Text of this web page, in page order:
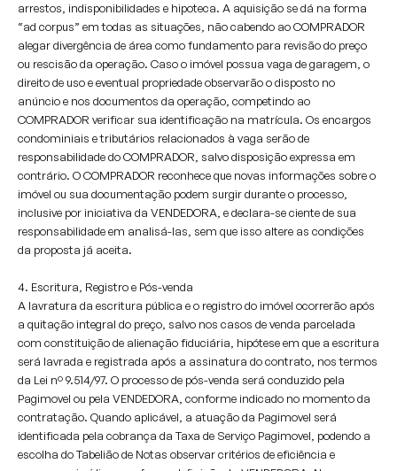
arrestos, indisponibilidades e hipoteca. A aquisição se dá na forma
“ad corpus” em todas as situações, não cabendo ao COMPRADOR
alegar divergência de área como fundamento para revisão do preço
ou rescisão da operação. Caso o imóvel possua vaga de garagem, o
direito de uso e eventual propriedade observarão o disposto no
anúncio e nos documentos da operação, competindo ao
COMPRADOR verificar sua identificação na matrícula. Os encargos
condominiais e tributários relacionados à vaga serão de
responsabilidade do COMPRADOR, salvo disposição expressa em
contrário. O COMPRADOR reconhece que novas informações sobre o
imóvel ou sua documentação podem surgir durante o processo,
inclusive por iniciativa da VENDEDORA, e declara-se ciente de sua
responsabilidade em analisá-las, sem que isso altere as condições
da proposta já aceita.
4. Escritura, Registro e Pós-venda
A lavratura da escritura pública e o registro do imóvel ocorrerão após
a quitação integral do preço, salvo nos casos de venda parcelada
com constituição de alienação fiduciária, hipótese em que a escritura
será lavrada e registrada após a assinatura do contrato, nos termos
da Lei nº 9.514/97. O processo de pós-venda será conduzido pela
Pagimovel ou pela VENDEDORA, conforme indicado no momento da
contratação. Quando aplicável, a atuação da Pagimovel será
identificada pela cobrança da Taxa de Serviço Pagimovel, podendo a
escolha do Tabelião de Notas observar critérios de eficiência e